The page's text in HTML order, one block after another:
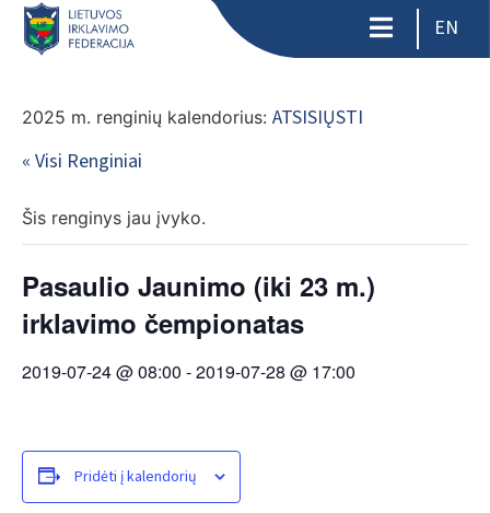
EN
2025 m. renginių kalendorius: ATSISIŲSTI
« Visi Renginiai
Šis renginys jau įvyko.
Pasaulio Jaunimo (iki 23 m.)
irklavimo čempionatas
2019-07-24 @ 08:00 -2019-07-28 @ 17:00
Pridėti į kalendorių